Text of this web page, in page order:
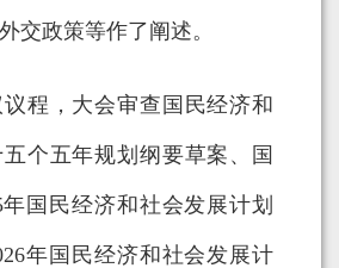
交政策等作了阐述。
，大会审查国民经济和
个五年规划纲要草案、国
国民经济和社会发展计划
年国民经济和社会发展计